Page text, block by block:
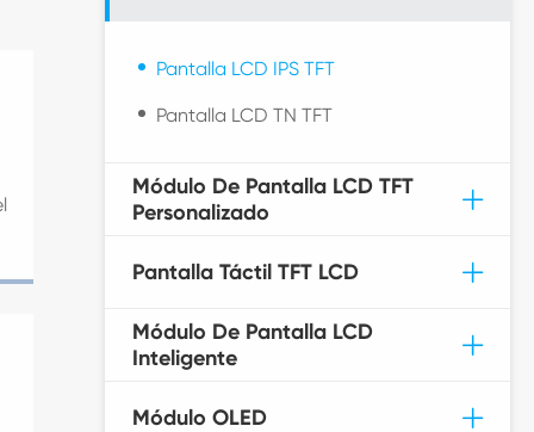
Pantalla LCD IPS TFT
Pantalla LCD TN TFT
Módulo De Pantalla LCD TFT
Personalizado
Pantalla Táctil TFT LCD
Módulo De Pantalla LCD
Inteligente
Módulo OLED